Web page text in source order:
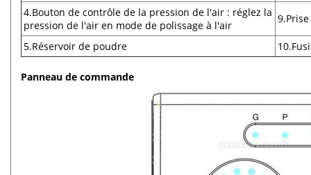
4.Bouton de contrôle de la pression de l'air : réglez la
pression de l'air en mode de polissage à l'air
5.Réservoir de poudre
Panneau de commande